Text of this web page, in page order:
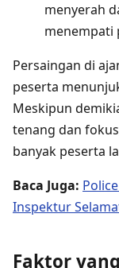
menyerah
menempati
Persaingan di
peserta
Meskipun
tenang dan
banyak peserta
Baca Juga:
Inspektur
Faktor